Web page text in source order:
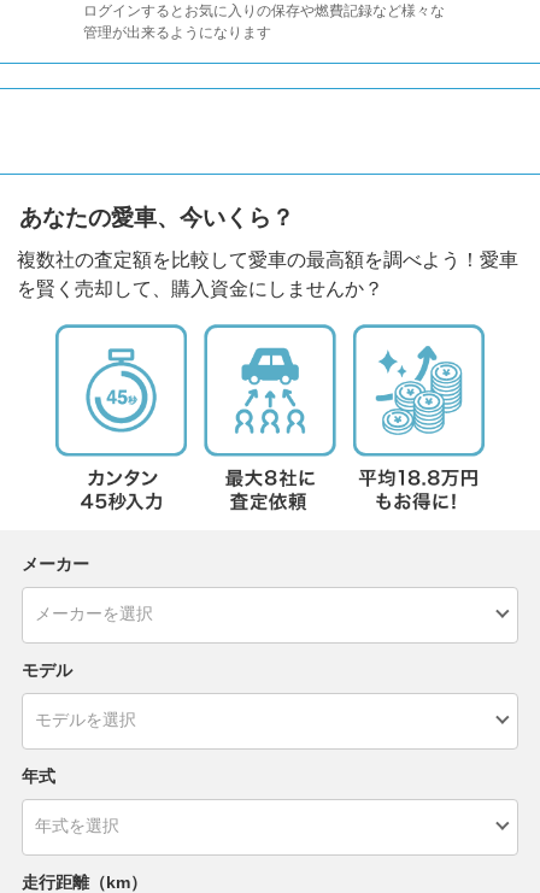
ログインするとお気に入りの保存や燃費記録など様々な
管理が出来るようになります
あなたの愛車、今いくら？
複数社の査定額を比較して愛車の最高額を調べよう！愛車
を賢く売却して、購入資金にしませんか？
メーカー
モデル
年式
走行距離（km）